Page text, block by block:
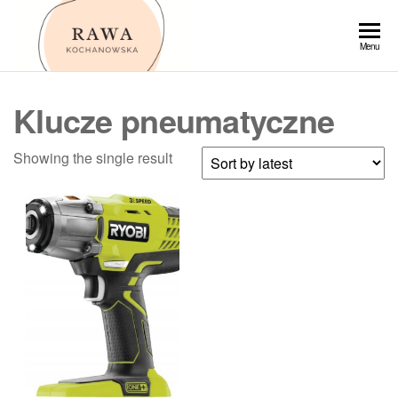
Przejdź
Menu
Klucze pneumatyczne
Showing the single result